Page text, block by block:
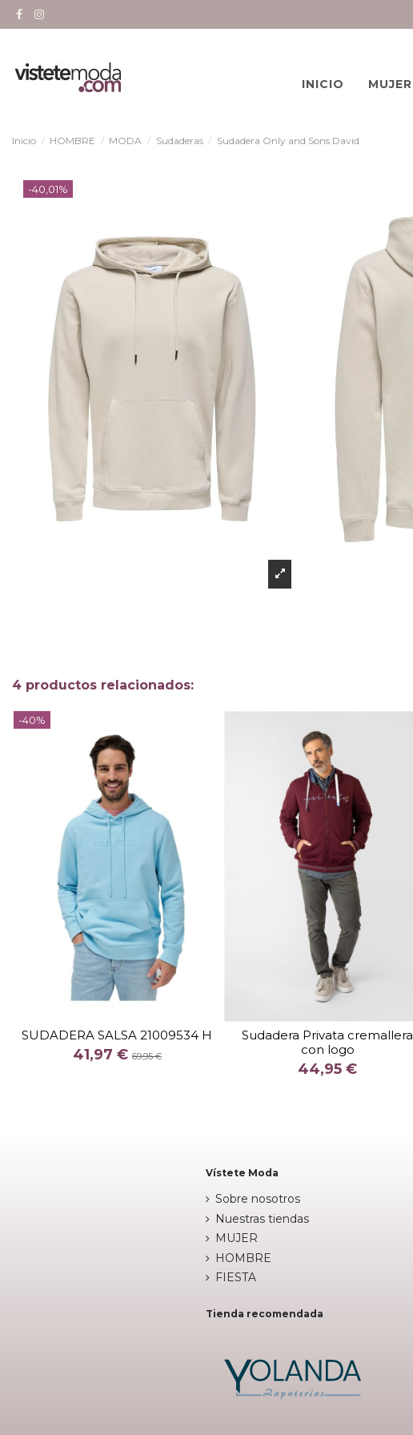
INICIO
MUJER
Inicio HOMBRE MODA Sudaderas Sudadera Only and Sons David
-40,01%
4 productos relacionados:
-40%
SUDADERA SALSA 21009534 H
41,97 € 69,95 €
COLOR
Sudadera Privata cremallera
con logo
44,95 €
TALLA
XXL
COLOR
GRANATE
Vístete Moda
Sobre nosotros
Nuestras tiendas
MUJER
HOMBRE
FIESTA
Tienda recomendada